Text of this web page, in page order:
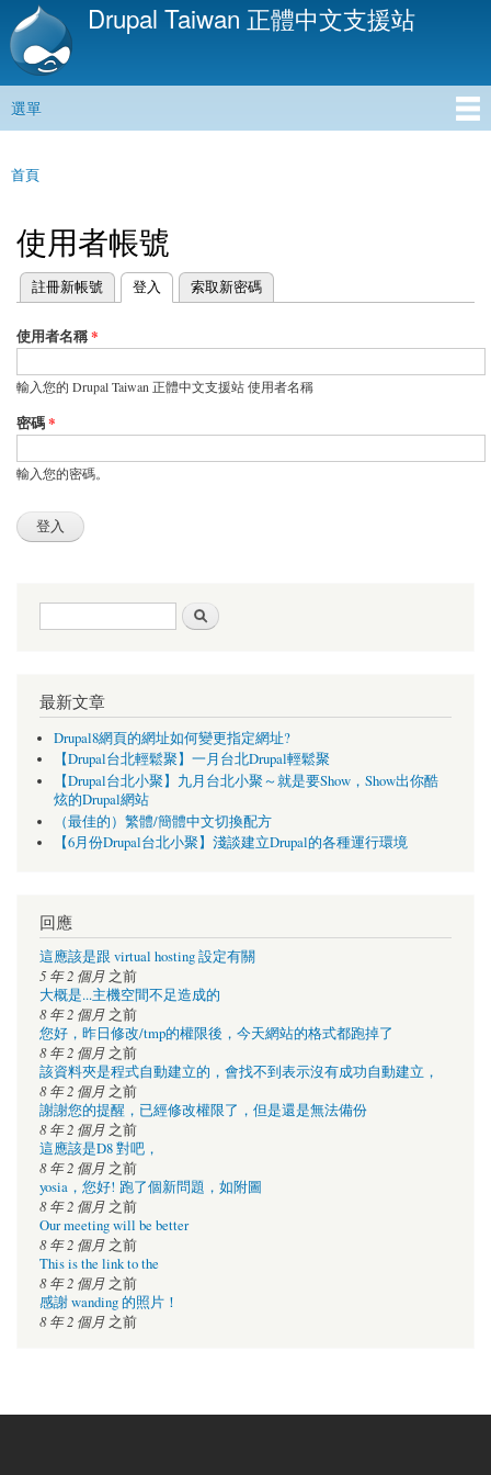
移
內
Drupal Taiwan 正體中文支援站
主選單
選單
您在這裡
首頁
使用者帳號
主要索引標籤
註冊新帳號 登入
(作用中頁籤) 索取新密碼
使用者名稱*
輸入您的 Drupal Taiwan 正體中文支援站 使用者名稱
密碼*
輸入您的密碼。
搜尋表單
最新文章
Drupal8網頁的網址如何變更指定網址?
【Drupal台北輕鬆聚】一月台北Drupal輕鬆聚
【Drupal台北小聚】九月台北小聚～就是要Show，Show出你酷
炫的Drupal網站
（最佳的）繁體/簡體中文切換配方
【6月份Drupal台北小聚】淺談建立Drupal的各種運行環境
回應
這應該是跟 virtual hosting 設定有關
5 年 2 個月 之前
大概是...主機空間不足造成的
8 年 2 個月 之前
您好，昨日修改/tmp的權限後，今天網站的格式都跑掉了
8 年 2 個月 之前
該資料夾是程式自動建立的，會找不到表示沒有成功自動建立，
8 年 2 個月 之前
謝謝您的提醒，已經修改權限了，但是還是無法備份
8 年 2 個月 之前
這應該是D8 對吧，
8 年 2 個月 之前
yosia，您好! 跑了個新問題，如附圖
8 年 2 個月 之前
Our meeting will be better
8 年 2 個月 之前
This is the link to the
8 年 2 個月 之前
感謝 wanding 的照片！
8 年 2 個月 之前